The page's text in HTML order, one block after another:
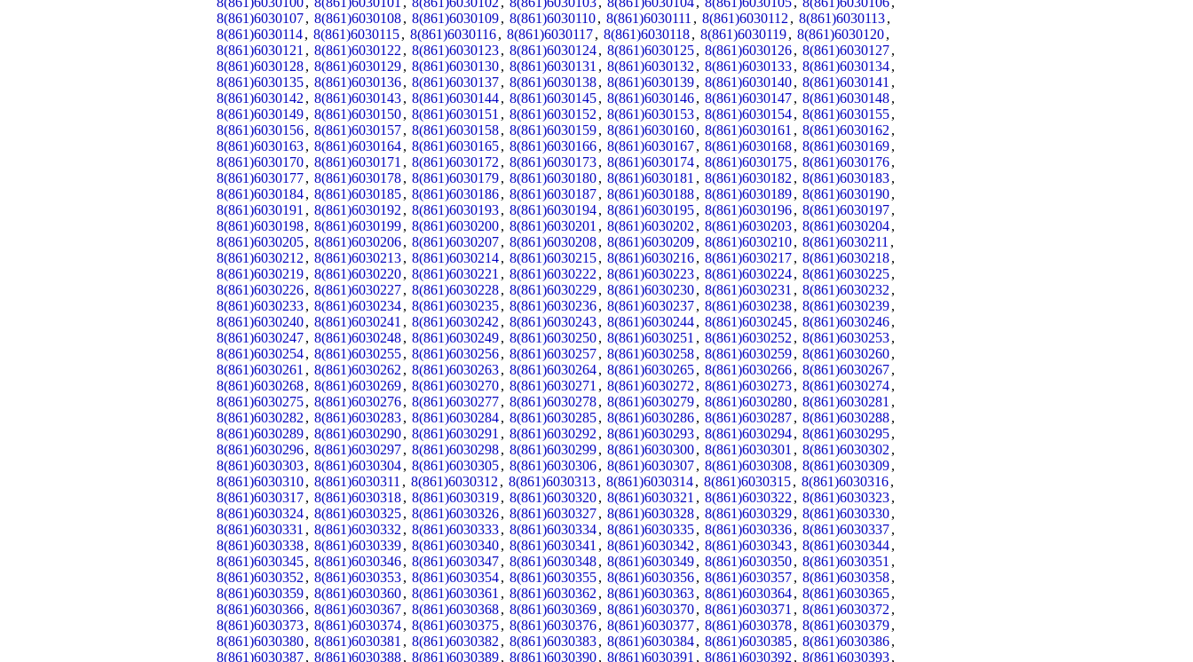
8(861)6030107, 8(861)6030108, 8(861)6030109, 8(861)6030110, 8(861)6030111 , 8(861)6030112 , 8(861)6030113,
8(861)6030114, 8(861)6030115, 8(861)6030116, 8(861)6030117, 8(861)6030118, 8(861)6030119, 8(861)6030120,
8(861)6030121 , 8(861)6030122 , 8(861)6030123, 8(861)6030124, 8(861)6030125, 8(861)6030126, 8(861)6030127,
8(861)6030128, 8(861)6030129, 8(861)6030130, 8(861)6030131 , 8(861)6030132 , 8(861)6030133, 8(861)6030134,
8(861)6030135, 8(861)6030136, 8(861)6030137, 8(861)6030138, 8(861)6030139, 8(861)6030140, 8(861)6030141 ,
8(861)6030142 , 8(861)6030143, 8(861)6030144, 8(861)6030145, 8(861)6030146, 8(861)6030147, 8(861)6030148,
8(861)6030149, 8(861)6030150, 8(861)6030151 , 8(861)6030152 , 8(861)6030153, 8(861)6030154, 8(861)6030155,
8(861)6030156, 8(861)6030157, 8(861)6030158, 8(861)6030159, 8(861)6030160, 8(861)6030161 , 8(861)6030162 ,
8(861)6030163, 8(861)6030164, 8(861)6030165, 8(861)6030166, 8(861)6030167, 8(861)6030168, 8(861)6030169,
8(861)6030170, 8(861)6030171 , 8(861)6030172 , 8(861)6030173, 8(861)6030174, 8(861)6030175, 8(861)6030176,
8(861)6030177, 8(861)6030178, 8(861)6030179, 8(861)6030180, 8(861)6030181 , 8(861)6030182 , 8(861)6030183,
8(861)6030184, 8(861)6030185, 8(861)6030186, 8(861)6030187, 8(861)6030188, 8(861)6030189, 8(861)6030190,
8(861)6030191 , 8(861)6030192 , 8(861)6030193, 8(861)6030194, 8(861)6030195, 8(861)6030196, 8(861)6030197,
8(861)6030198, 8(861)6030199, 8(861)6030200, 8(861)6030201 , 8(861)6030202 , 8(861)6030203, 8(861)6030204,
8(861)6030205, 8(861)6030206, 8(861)6030207, 8(861)6030208, 8(861)6030209, 8(861)6030210, 8(861)6030211 ,
8(861)6030212 , 8(861)6030213, 8(861)6030214, 8(861)6030215, 8(861)6030216, 8(861)6030217, 8(861)6030218,
8(861)6030219, 8(861)6030220, 8(861)6030221 , 8(861)6030222 , 8(861)6030223, 8(861)6030224, 8(861)6030225,
8(861)6030226, 8(861)6030227, 8(861)6030228, 8(861)6030229, 8(861)6030230, 8(861)6030231 , 8(861)6030232 ,
8(861)6030233, 8(861)6030234, 8(861)6030235, 8(861)6030236, 8(861)6030237, 8(861)6030238, 8(861)6030239,
8(861)6030240, 8(861)6030241 , 8(861)6030242 , 8(861)6030243, 8(861)6030244, 8(861)6030245, 8(861)6030246,
8(861)6030247, 8(861)6030248, 8(861)6030249, 8(861)6030250, 8(861)6030251 , 8(861)6030252 , 8(861)6030253,
8(861)6030254, 8(861)6030255, 8(861)6030256, 8(861)6030257, 8(861)6030258, 8(861)6030259, 8(861)6030260,
8(861)6030261 , 8(861)6030262 , 8(861)6030263, 8(861)6030264, 8(861)6030265, 8(861)6030266, 8(861)6030267,
8(861)6030268, 8(861)6030269, 8(861)6030270, 8(861)6030271 , 8(861)6030272 , 8(861)6030273, 8(861)6030274,
8(861)6030275, 8(861)6030276, 8(861)6030277, 8(861)6030278, 8(861)6030279, 8(861)6030280, 8(861)6030281 ,
8(861)6030282 , 8(861)6030283, 8(861)6030284, 8(861)6030285, 8(861)6030286, 8(861)6030287, 8(861)6030288,
8(861)6030289, 8(861)6030290, 8(861)6030291 , 8(861)6030292 , 8(861)6030293, 8(861)6030294, 8(861)6030295,
8(861)6030296, 8(861)6030297, 8(861)6030298, 8(861)6030299, 8(861)6030300, 8(861)6030301 , 8(861)6030302 ,
8(861)6030303, 8(861)6030304, 8(861)6030305, 8(861)6030306, 8(861)6030307, 8(861)6030308, 8(861)6030309,
8(861)6030310, 8(861)6030311 , 8(861)6030312 , 8(861)6030313, 8(861)6030314, 8(861)6030315, 8(861)6030316,
8(861)6030317, 8(861)6030318, 8(861)6030319, 8(861)6030320, 8(861)6030321 , 8(861)6030322 , 8(861)6030323,
8(861)6030324, 8(861)6030325, 8(861)6030326, 8(861)6030327, 8(861)6030328, 8(861)6030329, 8(861)6030330,
8(861)6030331 , 8(861)6030332 , 8(861)6030333, 8(861)6030334, 8(861)6030335, 8(861)6030336, 8(861)6030337,
8(861)6030338, 8(861)6030339, 8(861)6030340, 8(861)6030341 , 8(861)6030342 , 8(861)6030343, 8(861)6030344,
8(861)6030345, 8(861)6030346, 8(861)6030347, 8(861)6030348, 8(861)6030349, 8(861)6030350, 8(861)6030351 ,
8(861)6030352 , 8(861)6030353, 8(861)6030354, 8(861)6030355, 8(861)6030356, 8(861)6030357, 8(861)6030358,
8(861)6030359, 8(861)6030360, 8(861)6030361 , 8(861)6030362 , 8(861)6030363, 8(861)6030364, 8(861)6030365,
8(861)6030366, 8(861)6030367, 8(861)6030368, 8(861)6030369, 8(861)6030370, 8(861)6030371 , 8(861)6030372 ,
8(861)6030373, 8(861)6030374, 8(861)6030375, 8(861)6030376, 8(861)6030377, 8(861)6030378, 8(861)6030379,
8(861)6030380, 8(861)6030381 , 8(861)6030382 , 8(861)6030383, 8(861)6030384, 8(861)6030385, 8(861)6030386,
8(861)6030387, 8(861)6030388, 8(861)6030389, 8(861)6030390, 8(861)6030391 , 8(861)6030392 , 8(861)6030393,